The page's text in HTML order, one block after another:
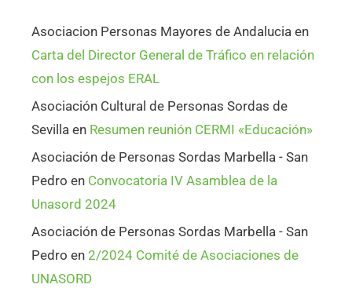
Asociacion Personas Mayores de Andalucia en
Carta del Director General de Tráfico en relación
con los espejos ERAL
Asociación Cultural de Personas Sordas de
Sevilla en Resumen reunión CERMI «Educación»
Asociación de Personas Sordas Marbella - San
Pedro en Convocatoria IV Asamblea de la
Unasord 2024
Asociación de Personas Sordas Marbella - San
Pedro en 2/2024 Comité de Asociaciones de
UNASORD